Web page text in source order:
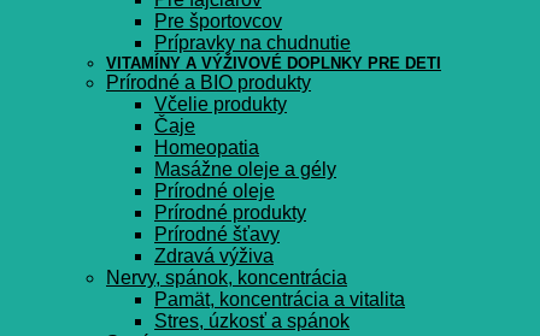
Pre športovcov
Prípravky na chudnutie
VITAMÍNY A VÝŽIVOVÉ DOPLNKY PRE DETI
Prírodné a BIO produkty
Včelie produkty
Čaje
Homeopatia
Masážne oleje a gély
Prírodné oleje
Prírodné produkty
Prírodné šťavy
Zdravá výživa
Nervy, spánok, koncentrácia
Pamät, koncentrácia a vitalita
Stres, úzkosť a spánok